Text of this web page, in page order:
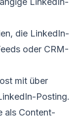
die LinkedIn-
oder CRM-
mit über
Posting.
als Content-